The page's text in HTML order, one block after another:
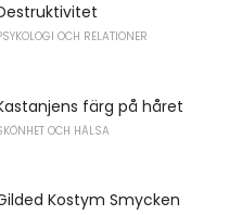
OCH RELATIONER
färg på håret
OCH HÄLSA
Kostym Smycken